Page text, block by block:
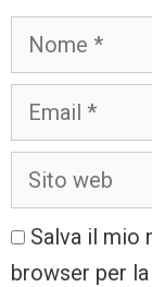
Salva il mio
browser per